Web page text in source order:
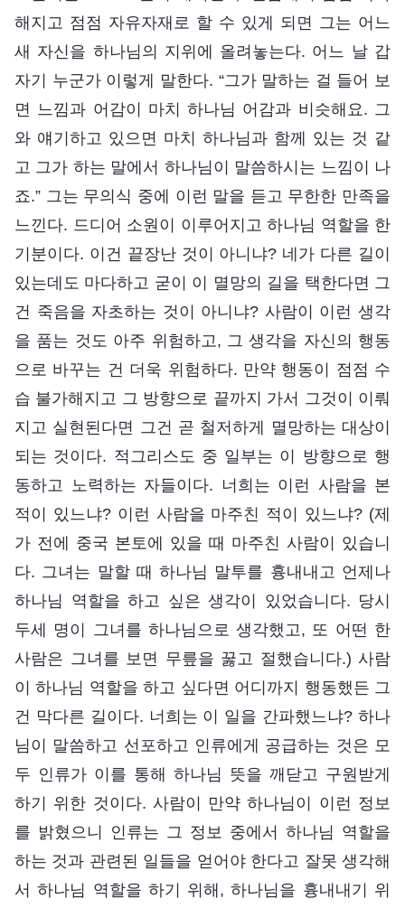
해지고 점점 자유자재로 할 수 있게 되면 그는 어느
새 자신을 하나님의 지위에 올려놓는다. 어느 날 갑
자기 누군가 이렇게 말한다. “그가 말하는 걸 들어 보
면 느낌과 어감이 마치 하나님 어감과 비슷해요. 그
와 얘기하고 있으면 마치 하나님과 함께 있는 것 같
고 그가 하는 말에서 하나님이 말씀하시는 느낌이 나
죠.” 그는 무의식 중에 이런 말을 듣고 무한한 만족을
느낀다. 드디어 소원이 이루어지고 하나님 역할을 한
기분이다. 이건 끝장난 것이 아니냐? 네가 다른 길이
있는데도 마다하고 굳이 이 멸망의 길을 택한다면 그
건 죽음을 자초하는 것이 아니냐? 사람이 이런 생각
을 품는 것도 아주 위험하고, 그 생각을 자신의 행동
으로 바꾸는 건 더욱 위험하다. 만약 행동이 점점 수
습 불가해지고 그 방향으로 끝까지 가서 그것이 이뤄
지고 실현된다면 그건 곧 철저하게 멸망하는 대상이
되는 것이다. 적그리스도 중 일부는 이 방향으로 행
동하고 노력하는 자들이다. 너희는 이런 사람을 본
적이 있느냐? 이런 사람을 마주친 적이 있느냐? (제
가 전에 중국 본토에 있을 때 마주친 사람이 있습니
다. 그녀는 말할 때 하나님 말투를 흉내내고 언제나
하나님 역할을 하고 싶은 생각이 있었습니다. 당시
두세 명이 그녀를 하나님으로 생각했고, 또 어떤 한
사람은 그녀를 보면 무릎을 꿇고 절했습니다.) 사람
이 하나님 역할을 하고 싶다면 어디까지 행동했든 그
건 막다른 길이다. 너희는 이 일을 간파했느냐? 하나
님이 말씀하고 선포하고 인류에게 공급하는 것은 모
두 인류가 이를 통해 하나님 뜻을 깨닫고 구원받게
하기 위한 것이다. 사람이 만약 하나님이 이런 정보
를 밝혔으니 인류는 그 정보 중에서 하나님 역할을
하는 것과 관련된 일들을 얻어야 한다고 잘못 생각해
서 하나님 역할을 하기 위해, 하나님을 흉내내기 위